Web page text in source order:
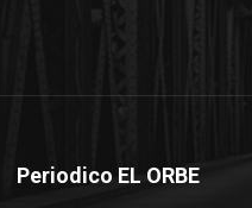
Periodico EL ORBE